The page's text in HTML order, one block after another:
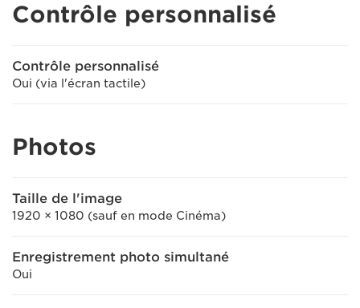
Contrôle personnalisé
Contrôle personnalisé
Oui (via l'écran tactile)
Photos
Taille de l'image
1920 × 1080 (sauf en mode Cinéma)
Enregistrement photo simultané
Oui